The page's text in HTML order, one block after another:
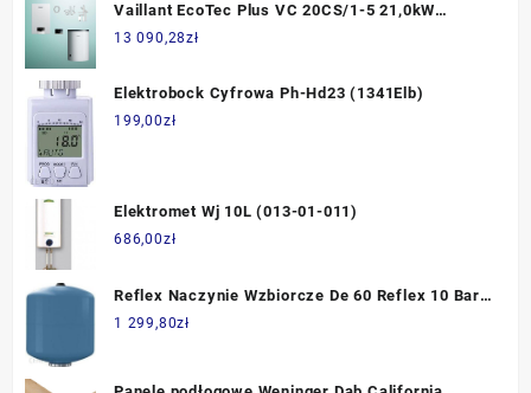
Vaillant EcoTec Plus VC 20CS/1-5 21,0kW
SensoComfort VAI0000010043618
13 090,28zł
Elektrobock Cyfrowa Ph-Hd23 (1341Elb)
199,00zł
Elektromet Wj 10L (013-01-011)
686,00zł
Reflex Naczynie Wzbiorcze De 60 Reflex 10 Bar
7306400
1 299,80zł